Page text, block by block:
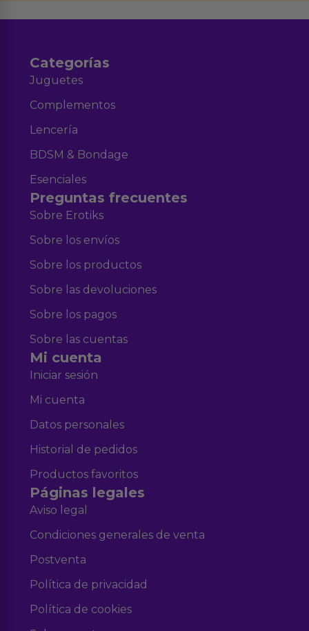
Categorías
Juguetes
Complementos
Lencería
BDSM & Bondage
Esenciales
Preguntas frecuentes
Sobre Erotiks
Sobre los envíos
Sobre los productos
Sobre las devoluciones
Sobre los pagos
Sobre las cuentas
Mi cuenta
Iniciar sesión
Mi cuenta
Datos personales
Historial de pedidos
Productos favoritos
Páginas legales
Aviso legal
Condiciones generales de venta
Postventa
Política de privacidad
Política de cookies